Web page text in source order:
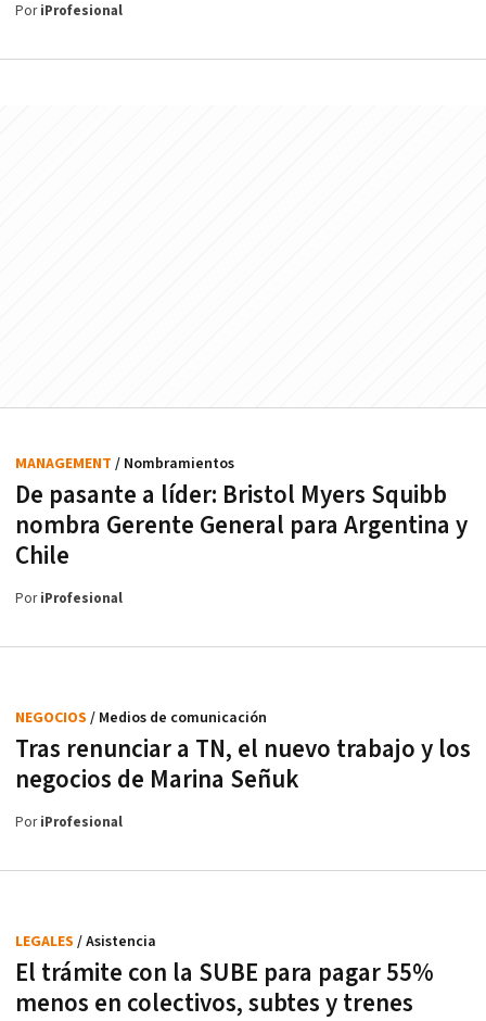
PoriProfesional
De pasante a líder: Bristol Myers Squibb
nombra Gerente General para Argentina y
Chile
MANAGEMENT / Nombramientos
PoriProfesional
Tras renunciar a TN, el nuevo trabajo y los
negocios de Marina Señuk
NEGOCIOS / Medios de comunicación
PoriProfesional
El trámite con la SUBE para pagar 55%
menos en colectivos, subtes y trenes
LEGALES / Asistencia